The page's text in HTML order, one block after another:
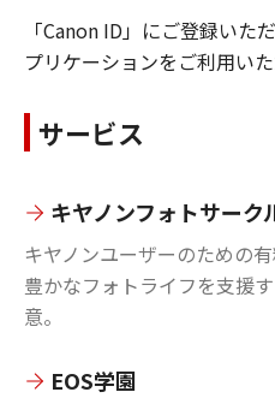
「Canon ID」にご登録いた
プリケーションをご利用いた
サービス
キヤノンフォトサーク
キヤノンユーザーのための
豊かなフォトライフを支援
意。
EOS学園